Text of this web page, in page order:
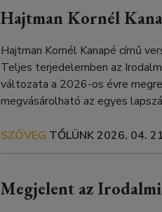
Hajtman Kornél
Hajtman Kornél Kanapé című
Teljes terjedelemben az
változata a 2026-os évre
megvásárolható az egyes
SZÖVEG TŐLÜNK2026. 04.
Megjelent az Irodalmi